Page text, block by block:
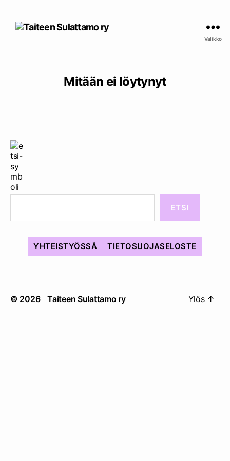
Valikko
Mitään ei löytynyt
ETSI
YHTEISTYÖSSÄ TIETOSUOJASELOSTE
© 2026 Taiteen Sulattamo ry Ylös ↑